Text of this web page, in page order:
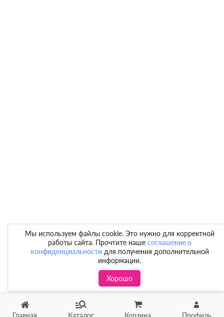
Главная Каталог Корзина Профиль
Мы используем файлы cookie. Это нужно для корректной
работы сайта. Прочтите наше соглашение о
конфиденциальностидля получения дополнительной
информации.
Хорошо